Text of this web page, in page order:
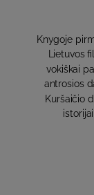
Knygoje
Lietuvos
vokiškai
antrosios
Kuršaičio